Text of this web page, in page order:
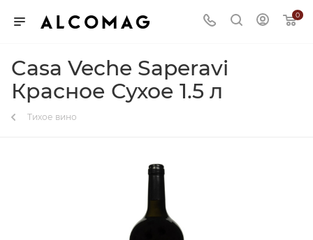
0
Casa Veche Saperavi
Красное Сухое 1.5 л
Тихое вино